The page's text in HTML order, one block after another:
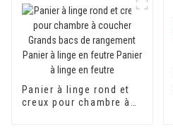
Panier à linge rond et
creux pour chambre à